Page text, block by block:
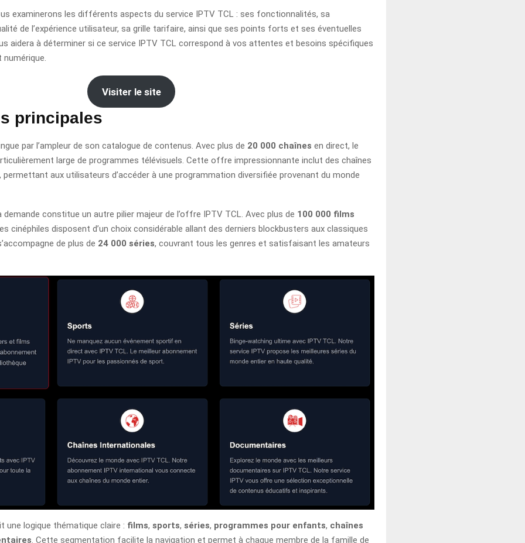
examinerons les différents aspects du service IPTV TCL : ses fonctionnalités, sa
de l’expérience utilisateur, sa grille tarifaire, ainsi que ses points forts et ses éventuelles
aidera à déterminer si ce service IPTV TCL correspond à vos attentes et besoins spécifiques
Visiter le site
principales
par l’ampleur de son catalogue de contenus. Avec plus de 20 000 chaînes en direct, le
large de programmes télévisuels. Cette offre impressionnante inclut des chaînes
aux utilisateurs d’accéder à une programmation diversifiée provenant du monde
demande constitue un autre pilier majeur de l’offre IPTV TCL. Avec plus de 100 000 films
cinéphiles disposent d’un choix considérable allant des derniers blockbusters aux classiques
de plus de 24 000 séries, couvrant tous les genres et satisfaisant les amateurs
une logique thématique claire : films, sports, séries, programmes pour enfants, chaînes
. Cette segmentation facilite la navigation et permet à chaque membre de la famille de